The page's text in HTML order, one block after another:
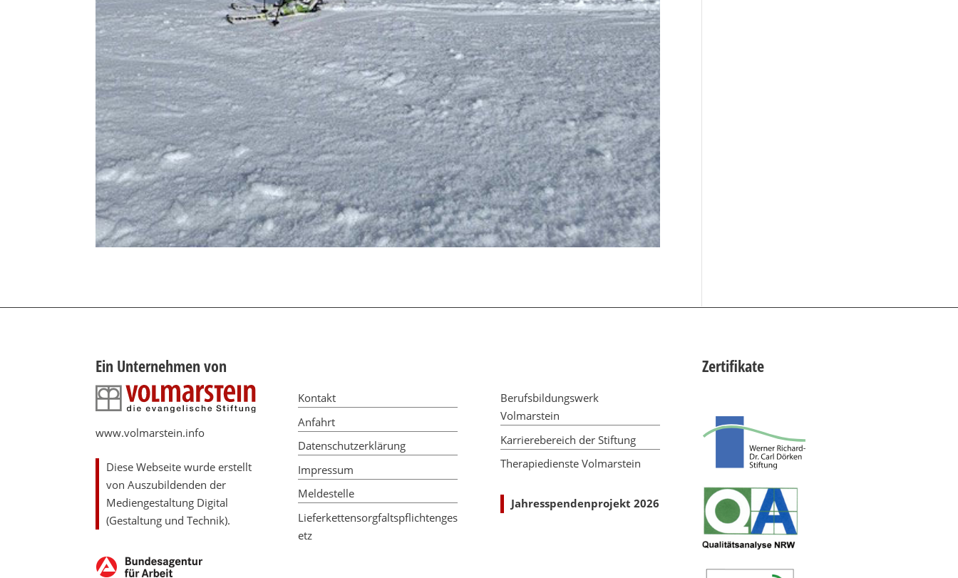
Ein Unternehmen von
www.volmarstein.info
Diese Webseite wurde erstellt
von Auszubildenden der
Mediengestaltung Digital
(Gestaltung und Technik).
Kontakt
Anfahrt
Datenschutzerklärung
Impressum
Meldestelle
Lieferkettensorgfaltspflichtenges
etz
Berufsbildungswerk
Volmarstein
Karrierebereich der Stiftung
Therapiedienste Volmarstein
Jahresspendenprojekt 2026
Zertifikate